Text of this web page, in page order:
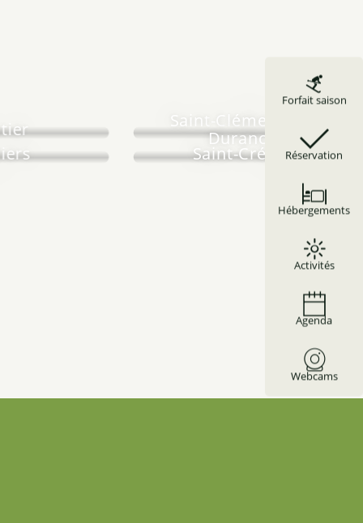
Forfait saison
Réservation
Hébergements
Activités
Agenda
Webcams
Saint-Clément sur
Durance
Saint-Crépin